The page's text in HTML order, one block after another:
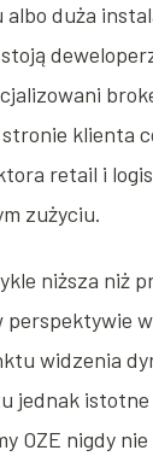
duża
klienta
retail i
zużyciu.
niższa niż
perspektywie
widzenia
jednak
OZE nigdy